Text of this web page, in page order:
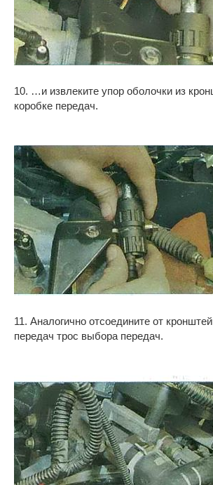
10. …и извлеките упор оболочки из
коробке передач.
11. Аналогично отсоедините от
передач трос выбора передач.